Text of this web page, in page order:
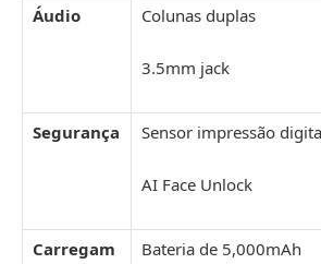
Áudio Colunas duplas
3.5mm jack
Segurança Sensor impressão
AI Face Unlock
Carregam
Bateria de 5,000mAh